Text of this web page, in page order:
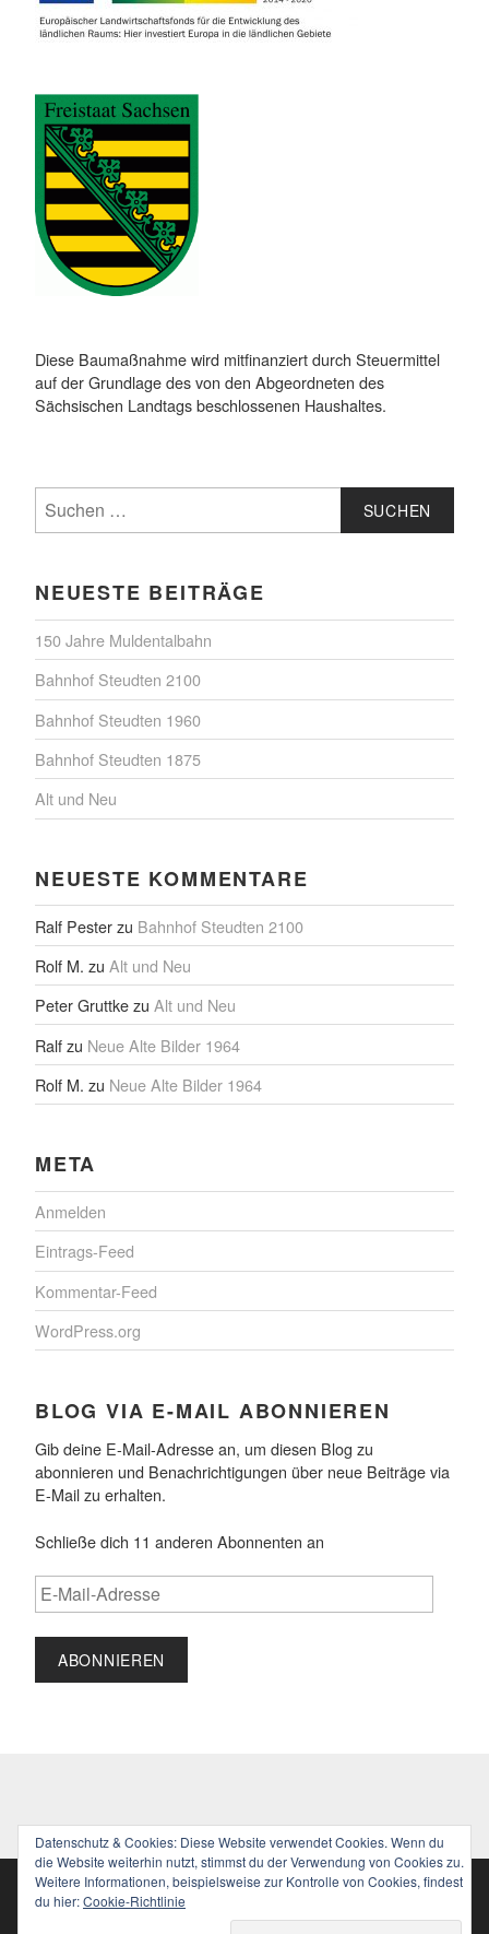
Diese Baumaßnahme wird mitfinanziert durch Steuermittel
auf der Grundlage des von den Abgeordneten des
Sächsischen Landtags beschlossenen Haushaltes.
nach:
NEUESTE BEITRÄGE
150 Jahre Muldentalbahn
Bahnhof Steudten 2100
Bahnhof Steudten 1960
Bahnhof Steudten 1875
Alt und Neu
NEUESTE KOMMENTARE
Ralf Pesterzu Bahnhof Steudten 2100
Rolf M. zu Alt und Neu
Peter Gruttkezu Alt und Neu
Ralfzu Neue Alte Bilder 1964
Rolf M. zu Neue Alte Bilder 1964
META
Anmelden
Eintrags-Feed
Kommentar-Feed
WordPress.org
BLOG VIA E-MAIL ABONNIEREN
Gib deine E-Mail-Adresse an, um diesen Blog zu
abonnieren und Benachrichtigungen über neue Beiträge via
E-Mail zu erhalten.
Schließe dich 11 anderen Abonnenten an
E-
Mail-
Adresse
ABONNIEREN
MIT FREUNDLICHER UNTERSTÜTZUNG VON
WORDPRESS
Datenschutz & Cookies: Diese Website verwendet Cookies. Wenn du
die Website weiterhin nutzt, stimmst du der Verwendung von Cookies zu.
Weitere Informationen, beispielsweise zur Kontrolle von Cookies, findest
du hier:Cookie-Richtlinie